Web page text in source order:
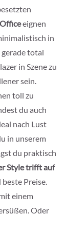
eignen
in
total
in Szene zu
sein.
toll zu
du auch
nach Lust
in unserem
du praktisch
Style trifft auf
Preise.
einem
Oder